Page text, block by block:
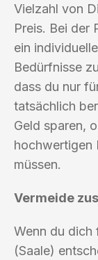
Vielzahl von
Preis. Bei der
ein
Bedürfnisse
dass du nur
tatsächlich
Geld sparen,
hochwertigen
müssen.
Vermeide
Wenn du dich
(Saale)